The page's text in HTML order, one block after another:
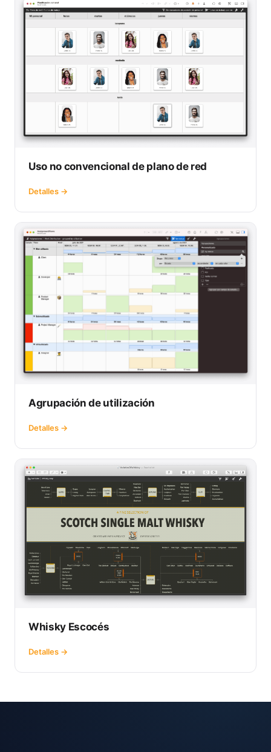
Uso no convencional de plano de red
Detalles →
Agrupación de utilización
Detalles →
Whisky Escocés
Detalles →